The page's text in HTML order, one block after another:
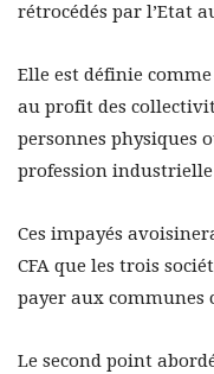
rétrocédés par l’Etat
Elle est définie
au profit des
personnes physiques
profession
Ces impayés
CFA que les trois
payer aux communes
Le second point